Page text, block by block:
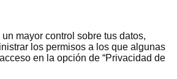
mayor control sobre tus datos,
los permisos a los que algunas
en la opción de “Privacidad de